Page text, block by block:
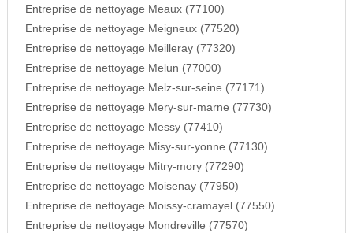
Entreprise de nettoyage Meaux (77100)
Entreprise de nettoyage Meigneux (77520)
Entreprise de nettoyage Meilleray (77320)
Entreprise de nettoyage Melun (77000)
Entreprise de nettoyage Melz-sur-seine (77171)
Entreprise de nettoyage Mery-sur-marne (77730)
Entreprise de nettoyage Messy (77410)
Entreprise de nettoyage Misy-sur-yonne (77130)
Entreprise de nettoyage Mitry-mory (77290)
Entreprise de nettoyage Moisenay (77950)
Entreprise de nettoyage Moissy-cramayel (77550)
Entreprise de nettoyage Mondreville (77570)